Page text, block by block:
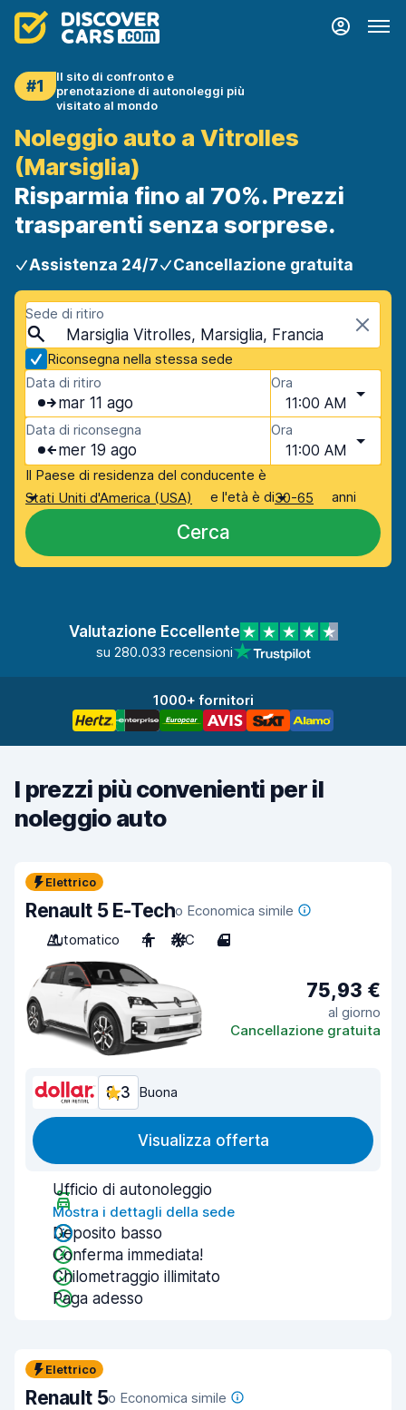
#1
Il sito di confronto e
prenotazione di autonoleggi più
visitato al mondo
Noleggio auto a Vitrolles
(Marsiglia)
Risparmia fino al 70%. Prezzi
trasparenti senza sorprese.
Assistenza 24/7 Cancellazione gratuita
Sede di ritiro
Marsiglia Vitrolles, Marsiglia, Francia
Riconsegna nella stessa sede
Data di ritiro
mar 11 ago
Ora
11:00 AM
Data di riconsegna
mer 19 ago
Ora
11:00 AM
Il Paese di residenza del conducente è
Stati Uniti d'America (USA)
e l'età è di30-65 anni
Cerca
Valutazione Eccellente
su 280.033 recensioni
1000+ fornitori
I prezzi più convenienti per il
noleggio auto
Elettrico
Renault 5 E-Techo Economica simile
Automatico
4 A/C 4
75,93 €
al giorno
Cancellazione gratuita
8,3 Buona
Visualizza offerta
Ufficio di autonoleggio
Mostra i dettagli della sede
Deposito basso
Conferma immediata!
Chilometraggio illimitato
Paga adesso
Elettrico
Renault 5o Economica simile